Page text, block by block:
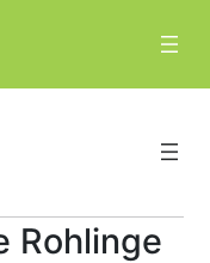
Rohlinge